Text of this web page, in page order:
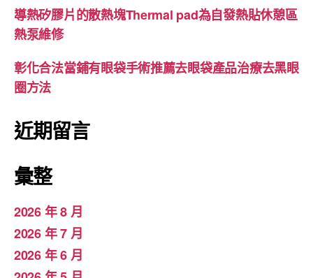
導熱矽膠片的散熱塊Thermal pad為自發熱貼休憩區
熱泵維修
彰化合法當鋪有眼袋手術推薦去眼袋產品治療去黑眼
圈方法
近期留言
彙整
2026 年 8 月
2026 年 7 月
2026 年 6 月